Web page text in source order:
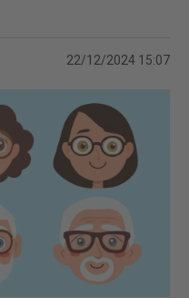
22/12/2024 15:07